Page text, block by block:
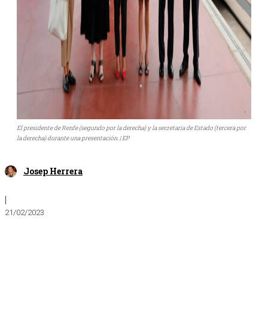
El presidente de Renfe (segundo por la derecha) y la secretaria de Estado (tercera por
la derecha) durante una presentación. | EP
Josep Herrera
|
21/02/2023